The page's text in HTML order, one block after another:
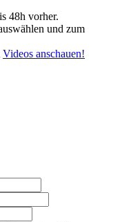
48h vorher.
und zum
Videos anschauen!